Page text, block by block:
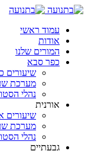
עמוד ראשי
אודות
המורים שלנו
כפר סבא
שיעורים
מערכת
נהלי
אורנית
שיעורים
מערכת
נהלי
גבעתיים